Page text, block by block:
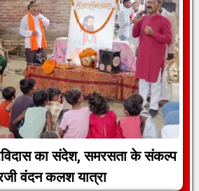
का संदेश, समरसता के संकल्प
वंदन कलश यात्रा